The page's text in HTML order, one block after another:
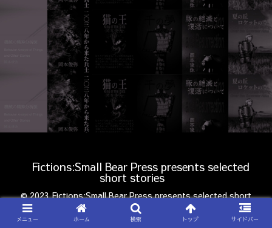
Fictions:Small Bear Press presents selected
short stories
© 2023 Fictions:Small Bear Press presents selected short
stories.
メニュー ホーム 検索 トップ サイドバー